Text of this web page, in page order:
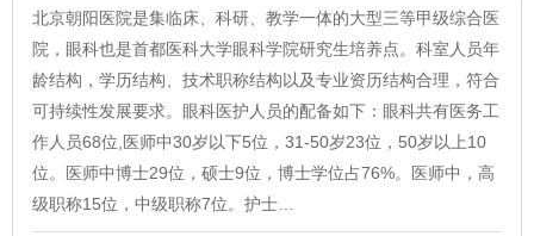
北京朝阳医院是集临床、科研、教学一体的大型三等甲级综合医
院，眼科也是首都医科大学眼科学院研究生培养点。科室人员年
龄结构，学历结构、技术职称结构以及专业资历结构合理，符合
可持续性发展要求。眼科医护人员的配备如下：眼科共有医务工
作人员68位,医师中30岁以下5位，31-50岁23位，50岁以上10
位。医师中博士29位，硕士9位，博士学位占76%。医师中，高
级职称15位，中级职称7位。护士…